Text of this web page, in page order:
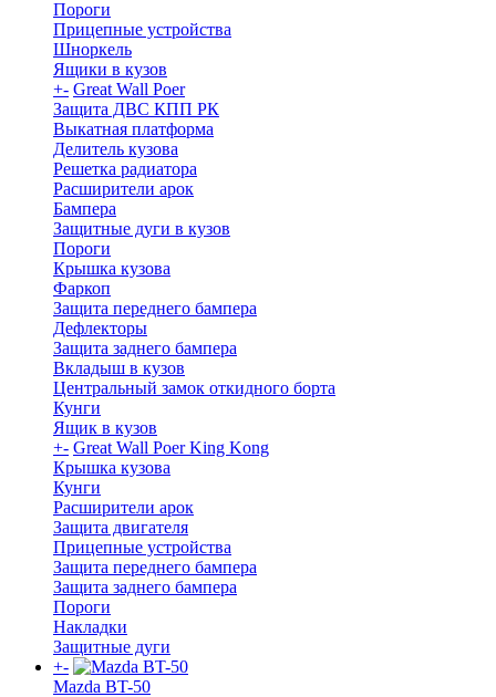
Пороги
Прицепные устройства
Шноркель
Ящики в кузов
+- Great Wall Poer
Защита ДВС КПП РК
Выкатная платформа
Делитель кузова
Решетка радиатора
Расширители арок
Бампера
Защитные дуги в кузов
Пороги
Крышка кузова
Фаркоп
Защита переднего бампера
Дефлекторы
Защита заднего бампера
Вкладыш в кузов
Центральный замок откидного борта
Кунги
Ящик в кузов
+- Great Wall Poer King Kong
Крышка кузова
Кунги
Расширители арок
Защита двигателя
Прицепные устройства
Защита переднего бампера
Защита заднего бампера
Пороги
Накладки
Защитные дуги
+-
Mazda BT-50